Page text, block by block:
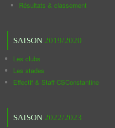
Résultats & classement
SAISON 2019/2020
Les clubs
Les stades
Effectif & Staff CSConstantine
SAISON 2022/2023